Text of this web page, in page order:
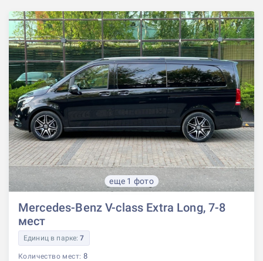
еще 1 фото
Mercedes-Benz V-class Extra Long, 7-8
мест
Единиц в парке:7
Количество мест: 8